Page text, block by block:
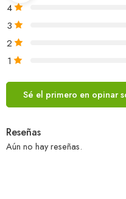
4
3
2
1
Sé el primero en opinar
Reseñas
Aún no hay reseñas.